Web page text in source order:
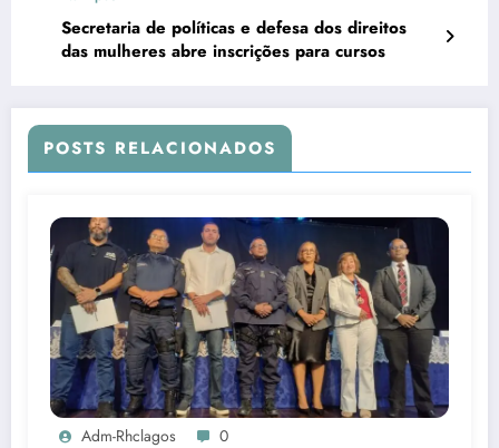
Secretaria de políticas e defesa dos direitos
das mulheres abre inscrições para cursos
POSTS RELACIONADOS
Adm-Rhclagos 0